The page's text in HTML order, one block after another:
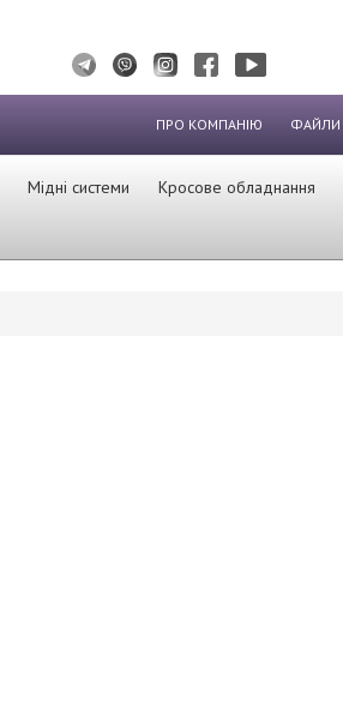
ПРО КОМПАНІЮ ФАЙЛИ
Мідні системи Кросове обладнання